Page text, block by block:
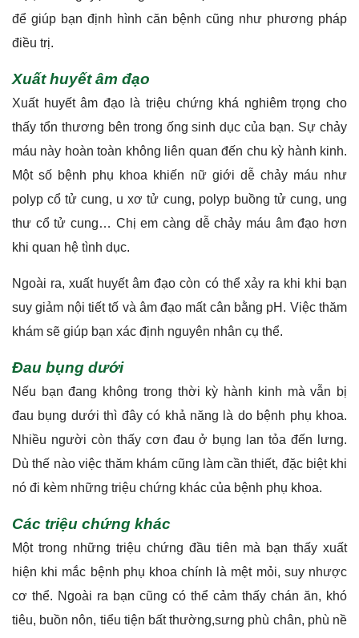
máu này hoàn toàn không liên quan đến chu kỳ hành kinh.
Một số bệnh phụ khoa khiến nữ giới dễ chảy máu như
thư cổ tử cung… Chị em càng dễ chảy máu âm đạo hơn
khi quan hệ tình dục.
Ngoài ra, xuất huyết âm đạo còn có thể xảy ra khi khi bạn
suy giảm nội tiết tố và âm đạo mất cân bằng pH. Việc thăm
khám sẽ giúp bạn xác định nguyên nhân cụ thể.
Đau bụng dưới
Nếu bạn đang không trong thời kỳ hành kinh mà vẫn bị
đau bụng dưới thì đây có khả năng là do bệnh phụ khoa.
Nhiều người còn thấy cơn đau ở bụng lan tỏa đến lưng.
Dù thế nào việc thăm khám cũng làm cần thiết, đặc biệt khi
Các triệu chứng khác
Một trong những triệu chứng đầu tiên mà bạn thấy xuất
hiện khi mắc bệnh phụ khoa chính là mệt mỏi, suy nhược
cơ thể. Ngoài ra bạn cũng có thể cảm thấy chán ăn, khó
tiêu, buồn nôn, tiểu tiện bất thường,sưng phù chân, phù nề
Chúng đều là những phản ứng của cơ thể để chống lại tác
nhân gây bệnh và ra lời cảnh báo tới bạn.
Bệnh phụ khoa có nguy hiểm không?
Bệnh phụ khoa có khả năng gây ra những ảnh hưởng tiêu